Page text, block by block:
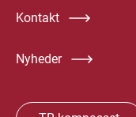
Kontakt
Nyheder